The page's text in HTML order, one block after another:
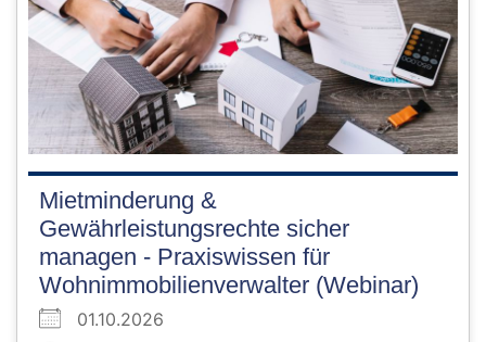
Mietminderung &
Gewährleistungsrechte sicher
managen - Praxiswissen für
Wohnimmobilienverwalter (Webinar)
01.10.2026